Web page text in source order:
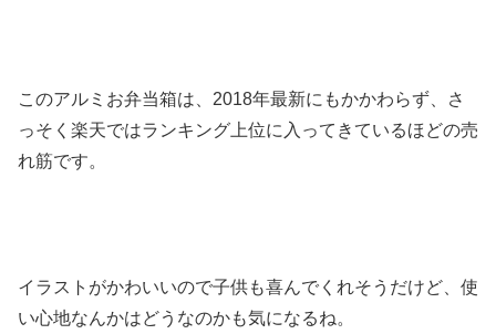
このアルミお弁当箱は、2018年最新にもかかわらず、さ
っそく楽天ではランキング上位に入ってきているほどの売
れ筋です。
イラストがかわいいので子供も喜んでくれそうだけど、使
い心地なんかはどうなのかも気になるね。